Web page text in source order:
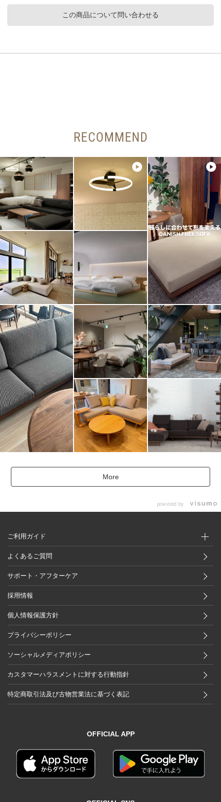
この商品について問い合わせる
RECOMMEND
More
powered by
ご利用ガイド
よくあるご質問
サポート・アフターケア
採用情報
個人情報保護方針
プライバシーポリシー
ソーシャルメディアポリシー
カスタマーハラスメントに対する行動指針
特定商取引法及び古物営業法に基づく表記
OFFICIAL APP